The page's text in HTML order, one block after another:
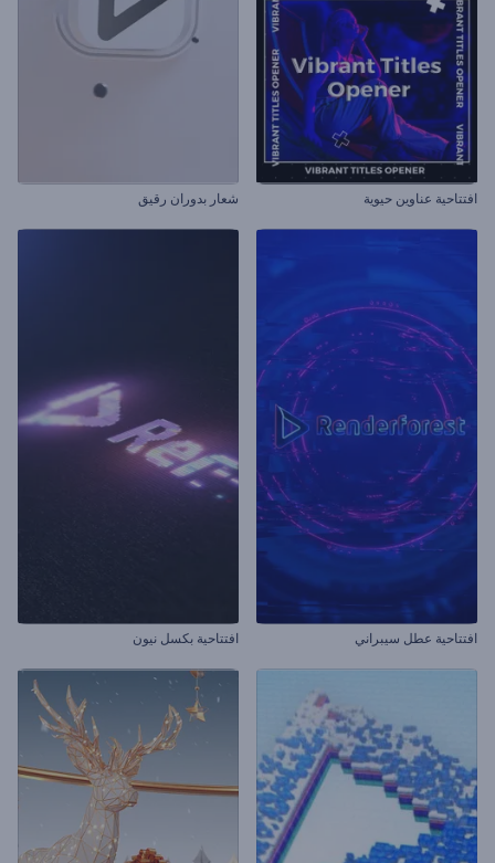
افتتاحية عناوين حيوية شعار بدوران رقيق
افتتاحية عطل سيبراني افتتاحية بكسل نيون